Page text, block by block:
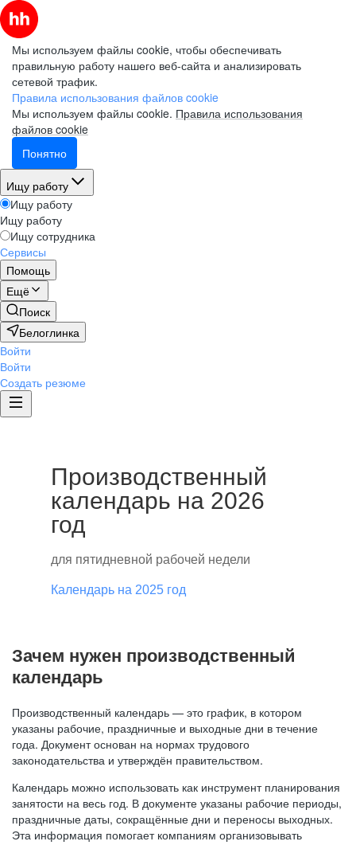
Мы используем файлы cookie, чтобы обеспечивать
правильную работу нашего веб-сайта и анализировать
сетевой трафик.
Правила использования файлов cookie
Мы используем файлы cookie. Правила использования
файлов cookie
Понятно
Ищу работу
Ищу работу
Ищу работу
Ищу сотрудника
Сервисы
Помощь
Ещё
Поиск
Белоглинка
Войти
Войти
Создать резюме
Производственный
календарь на 2026
год
для пятидневной рабочей недели
Календарь на 2025 год
Зачем нужен производственный
календарь
Производственный календарь — это график, в котором
указаны рабочие, праздничные и выходные дни в течение
года. Документ основан на нормах трудового
законодательства и утверждён правительством.
Календарь можно использовать как инструмент планирования
занятости на весь год. В документе указаны рабочие периоды,
праздничные даты, сокращённые дни и переносы выходных.
Эта информация помогает компаниям организовывать